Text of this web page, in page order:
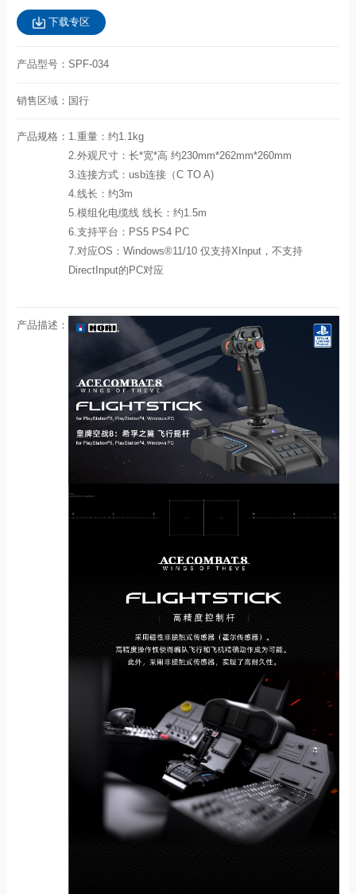
下载专区
产品型号： SPF-034
销售区域： 国行
产品规格： 1.重量：约1.1kg
2.外观尺寸：长*宽*高 约230mm*262mm*260mm
3.连接方式：usb连接（C TO A)
4.线长：约3m
5.模组化电缆线 线长：约1.5m
6.支持平台：PS5 PS4 PC
7.对应OS：Windows®11/10 仅支持XInput，不支持
DirectInput的PC对应
产品描述：